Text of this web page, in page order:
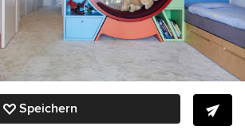
Speichern